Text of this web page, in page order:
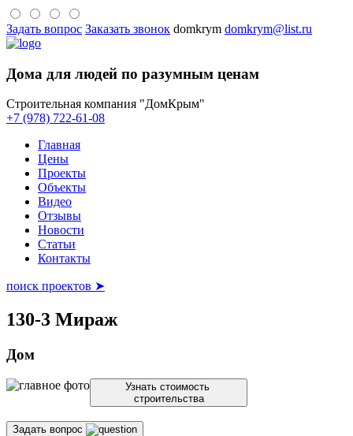
Задать вопрос Заказать звонок domkrym domkrym@list.ru
Дома для людей по разумным ценам
Строительная компания "ДомКрым"
+7 (978) 722-61-08
Главная
Цены
Проекты
Объекты
Видео
Отзывы
Новости
Статьи
Контакты
поиск проектов ➤
130-3 Мираж
Дом
Узнать стоимость
строительства
Задать вопрос